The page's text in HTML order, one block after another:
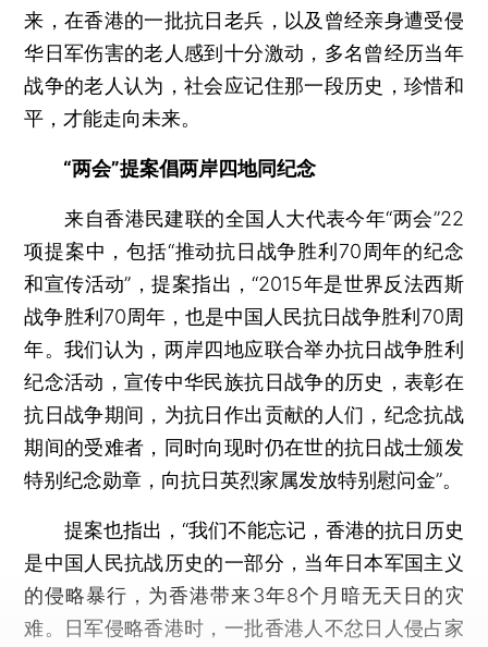
来，在香港的一批抗日老兵，以及曾经亲身遭受侵
华日军伤害的老人感到十分激动，多名曾经历当年
战争的老人认为，社会应记住那一段历史，珍惜和
平，才能走向未来。
“两会”提案倡两岸四地同纪念
来自香港民建联的全国人大代表今年“两会”22
项提案中，包括“推动抗日战争胜利70周年的纪念
和宣传活动”，提案指出，“2015年是世界反法西斯
战争胜利70周年，也是中国人民抗日战争胜利70周
年。我们认为，两岸四地应联合举办抗日战争胜利
纪念活动，宣传中华民族抗日战争的历史，表彰在
抗日战争期间，为抗日作出贡献的人们，纪念抗战
期间的受难者，同时向现时仍在世的抗日战士颁发
特别纪念勋章，向抗日英烈家属发放特别慰问金”。
提案也指出，“我们不能忘记，香港的抗日历史
是中国人民抗战历史的一部分，当年日本军国主义
的侵略暴行，为香港带来3年8个月暗无天日的灾
难。日军侵略香港时，一批香港人不忿日人侵占家